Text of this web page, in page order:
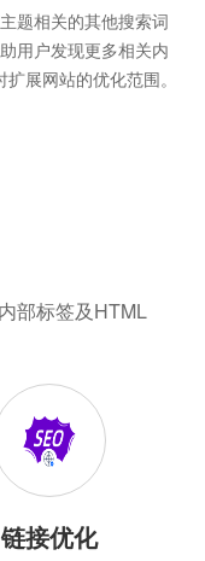
题相关的其他搜索词
用户发现更多相关内
扩展网站的优化范围。
部标签及HTML
链接优化